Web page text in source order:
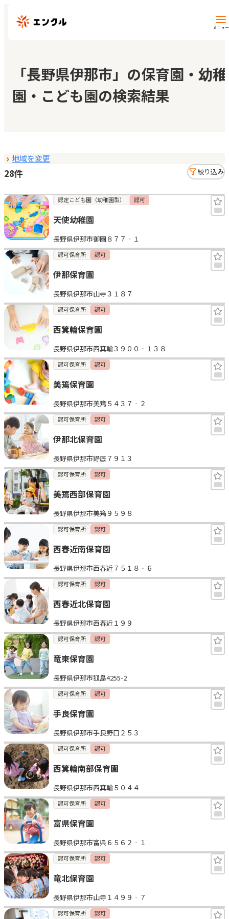
メニュー
保育園・幼稚園を探す
地図から探す
マイページ
お気に入り
見学日記
メッセージ
おすすめの園
エンクルの特徴と活用方法
コラム
お知らせ
「長野県伊那市」の保育園・幼稚
園・こども園の検索結果
地域を変更
28件 絞り込み
認定こども園（幼稚園型） 認可
天使幼稚園
長野県伊那市御園８７７‐１
認可保育所 認可
伊那保育園
長野県伊那市山寺３１８７
認可保育所 認可
西箕輪保育園
長野県伊那市西箕輪３９００‐１３８
認可保育所 認可
美篶保育園
長野県伊那市美篶５４３７‐２
認可保育所 認可
伊那北保育園
長野県伊那市野底７９１３
認可保育所 認可
美篶西部保育園
長野県伊那市美篶９５９８
認可保育所 認可
西春近南保育園
長野県伊那市西春近７５１８‐６
認可保育所 認可
西春近北保育園
長野県伊那市西春近１９９
認可保育所 認可
竜東保育園
長野県伊那市狐島4255-2
認可保育所 認可
手良保育園
長野県伊那市手良野口２５３
認可保育所 認可
西箕輪南部保育園
長野県伊那市西箕輪５０４４
認可保育所 認可
富県保育園
長野県伊那市富県６５６２‐１
認可保育所 認可
竜北保育園
長野県伊那市山寺１４９９‐７
認可保育所 認可